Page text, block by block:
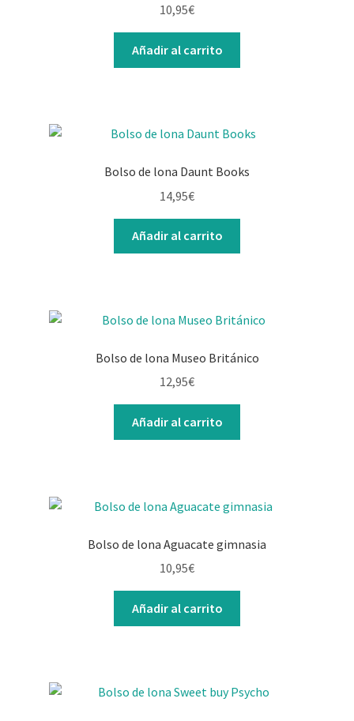
10,95€
Añadir al carrito
Bolso de lona Daunt Books
14,95€
Añadir al carrito
Bolso de lona Museo Británico
12,95€
Añadir al carrito
Bolso de lona Aguacate gimnasia
10,95€
Añadir al carrito